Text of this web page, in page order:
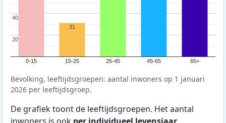
0-15 15-25 25-45 45-65 65+
20
20
40
40
31
Bevolking, leeftijdsgroepen: aantal inwoners op 1 januari
2026 per leeftijdsgroep.
De grafiek toont de leeftijdsgroepen. Het aantal